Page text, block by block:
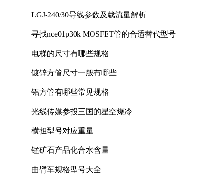
LGJ-240/30导线参数及载流量解析
寻找nce01p30k MOSFET管的合适替代型号
电梯的尺寸有哪些规格
镀锌方管尺寸一般有哪些
铝方管有哪些常见规格
光线传媒参投三国的星空爆冷
横担型号对应重量
锰矿石产品化合水含量
曲臂车规格型号大全